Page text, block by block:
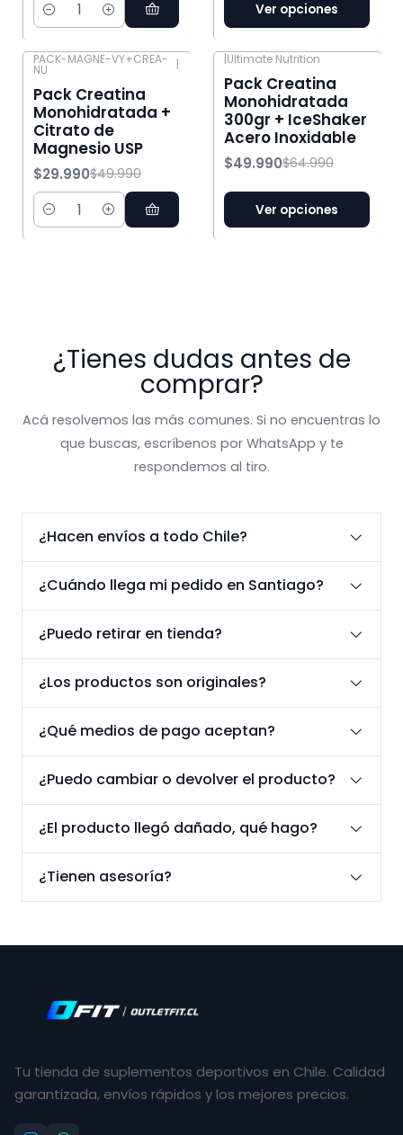
Cantidad
Ver opciones
-40% OFF
PACK-MAGNE-VY+CREA-
NU |
Pack Creatina
Monohidratada +
Citrato de
Magnesio USP
$29.990$49.990
Cantidad
|Ultimate Nutrition
Pack Creatina
Monohidratada
300gr + IceShaker
Acero Inoxidable
$49.990$64.990
Ver opciones
¿Tienes dudas antes de
comprar?
Acá resolvemos las más comunes. Si no encuentras lo
que buscas, escríbenos por WhatsApp y te
respondemos al tiro.
¿Hacen envíos a todo Chile?
¿Cuándo llega mi pedido en Santiago?
¿Puedo retirar en tienda?
¿Los productos son originales?
¿Qué medios de pago aceptan?
¿Puedo cambiar o devolver el producto?
¿El producto llegó dañado, qué hago?
¿Tienen asesoría?
Tu tienda de suplementos deportivos en Chile. Calidad
garantizada, envíos rápidos y los mejores precios.